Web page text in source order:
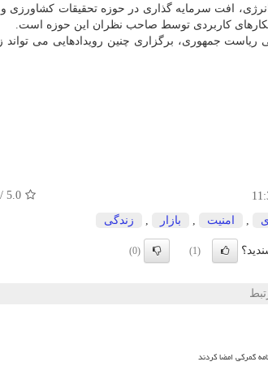
افت سرمایه گذاری در حوزه تحقیقات
کاربردی توسط صاحب نظران این حوزه است.
ریاست جمهوری، برگزاری چنین رویدادهایی می
5.0
امنیت بازار زندگی
(1)
(0)
گمرکی امضا کردند